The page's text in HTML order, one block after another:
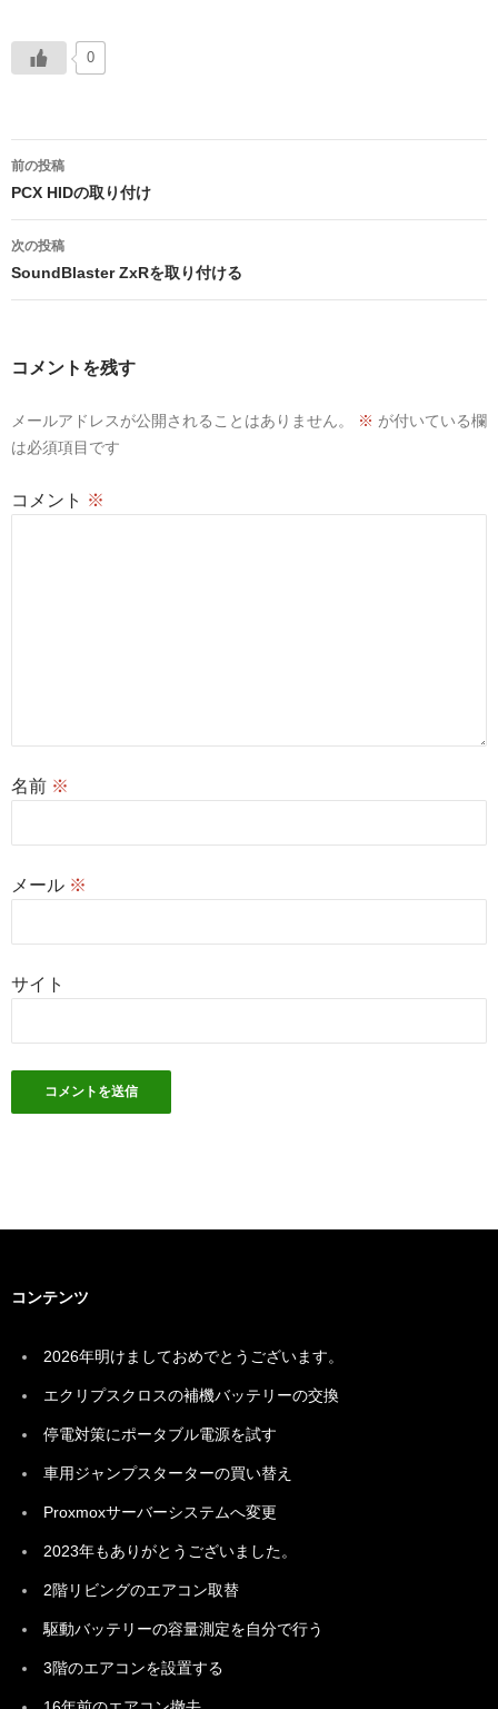
0
投
稿
ナ
ビ
ョ
前の投稿
PCX HIDの取り付け
次の投稿
SoundBlaster ZxRを取り付ける
コメントを残す
メールアドレスが公開されることはありません。 ※ が付いている欄
は必須項目です
コメント ※
名前 ※
メール ※
サイト
コンテンツ
2026年明けましておめでとうございます。
エクリプスクロスの補機バッテリーの交換
停電対策にポータブル電源を試す
車用ジャンプスターターの買い替え
Proxmoxサーバーシステムへ変更
2023年もありがとうございました。
2階リビングのエアコン取替
駆動バッテリーの容量測定を自分で行う
3階のエアコンを設置する